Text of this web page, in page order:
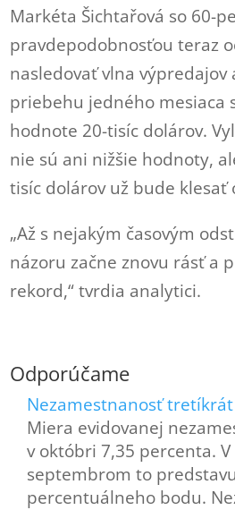
Markéta Šichtařová so 60-
pravdepodobnosťou teraz
nasledovať vlna výpredajov
priebehu jedného mesiaca
hodnote 20-tisíc dolárov.
nie sú ani nižšie hodnoty,
tisíc dolárov už bude klesať
„Až s nejakým časovým
názoru začne znovu rásť a
rekord,“ tvrdia analytici.
Odporúčame
Nezamestnanosť
Miera evidovanej
v októbri 7,35 percenta.
septembrom to
percentuálneho bodu.